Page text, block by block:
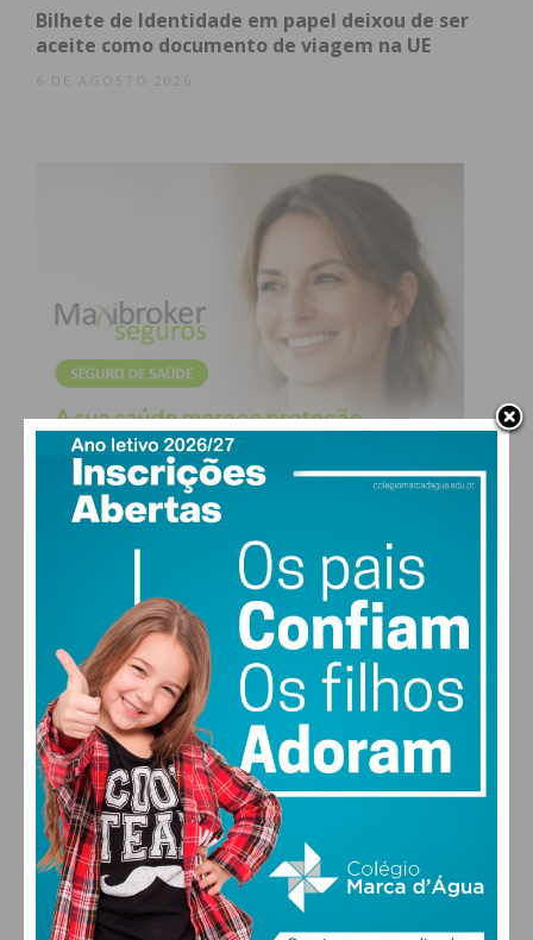
Bilhete de Identidade em papel deixou de ser
aceite como documento de viagem na UE
6 DE AGOSTO 2026